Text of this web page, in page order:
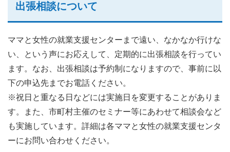
出張相談について
ママと女性の就業支援センターまで遠い、なかなか行けな
い、という声にお応えして、定期的に出張相談を行ってい
ます。なお、出張相談は予約制になりますので、事前に以
下の申込先までお電話ください。
※祝日と重なる日などには実施日を変更することがありま
す。また、市町村主催のセミナー等にあわせて相談会など
も実施しています。詳細は各ママと女性の就業支援センタ
ーにお問い合わせください。